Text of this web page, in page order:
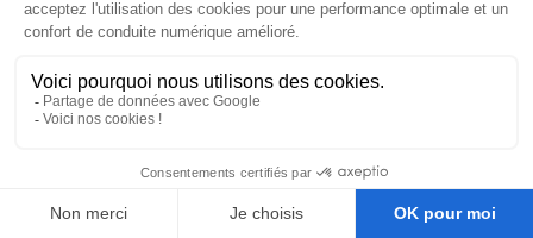
Capteurs BMW
Capteur ABS BMW
Capteur à ultrasons BMW
Capteur d'arbre à cames BMW
Capteur de niveau d'huile BMW
Émetteur de contrôle de pression RDC BMW